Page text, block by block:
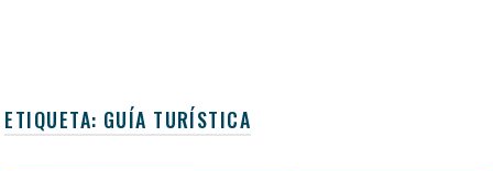
ETIQUETA: GUÍA TURÍSTICA